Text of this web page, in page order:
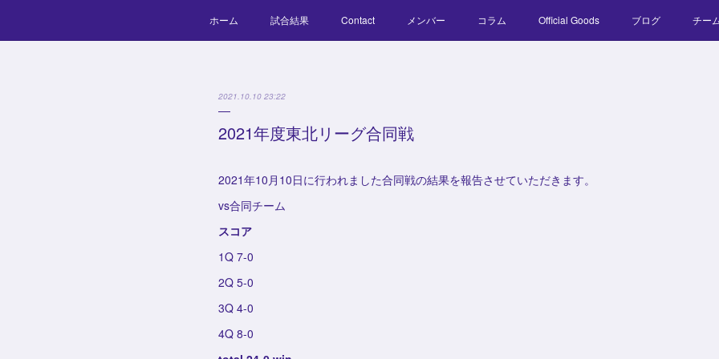
ホーム 試合結果 Contact メンバー コラム Official Goods ブログ チー
2021.10.10 23:22
2021年度東北リーグ合同戦
2021年10月10日に行われました合同戦の結果を報告させていただきます。
vs合同チーム
スコア
1Q 7-0
2Q 5-0
3Q 4-0
4Q 8-0